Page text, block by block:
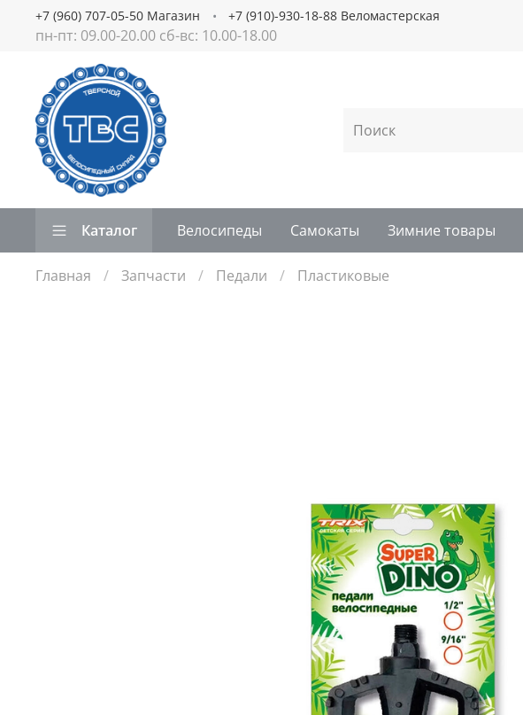
пн-пт: 09.00-20.00 сб-вс: 10.00-18.00
+7 (960) 707-05-50 Магазин +7 (910)-930-18-88 Веломастерская
Каталог Велосипеды Самокаты Зимние товары
Главная Запчасти Педали Пластиковые